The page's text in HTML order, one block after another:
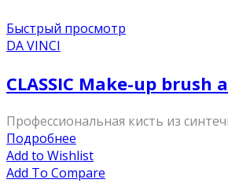
Быстрый просмотр
DA VINCI
CLASSIC Make-up
Профессиональная кисть из
Подробнее
Add to Wishlist
Add To Compare